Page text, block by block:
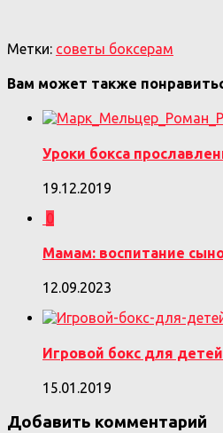
Метки: советы боксерам
Вам может также
Уроки бокса
19.12.2019
0
Мамам: воспитание
12.09.2023
Игровой бокс для
15.01.2019
Добавить комментарий